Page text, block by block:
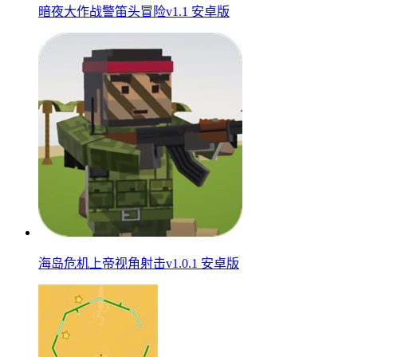
暗夜大作战警笛头冒险v1.1 安卓版
海岛危机上帝视角射击v1.0.1 安卓版